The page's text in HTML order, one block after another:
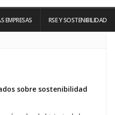
EMPRESAS RSE Y SOSTENIBILIDAD
sobre sostenibilidad